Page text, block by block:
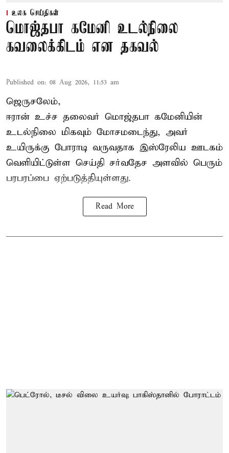
உலக செய்திகள்
மொஜ்தபா கமேனி உடல்நிலை
கவலைக்கிடம் என தகவல்
Published on: 08 Aug 2026, 11:53 am
ஜெருசலேம்,
ஈரான் உச்ச தலைவர் மொஜ்தபா கமேனியின்
உடல்நிலை மிகவும் மோசமடைந்து, அவர்
உயிருக்கு போராடி வருவதாக இஸ்ரேலிய ஊடகம்
வெளியிட்டுள்ள செய்தி சர்வதேச அளவில் பெரும்
பரபரப்பை ஏற்படுத்தியுள்ளது.
Read More